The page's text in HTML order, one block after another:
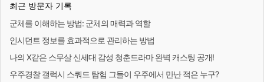
최근 방문자 기록
군체를 이해하는 방법: 군체의 매력과 역할
인시던트 정보를 효과적으로 관리하는 방법
나의 X같은 스무살 신세대 감성 청춘드라마 완벽 캐스팅 공개!
우주경찰 갤럭시 스쿼드 탐험 그들이 우주에서 만난 적은 누구?